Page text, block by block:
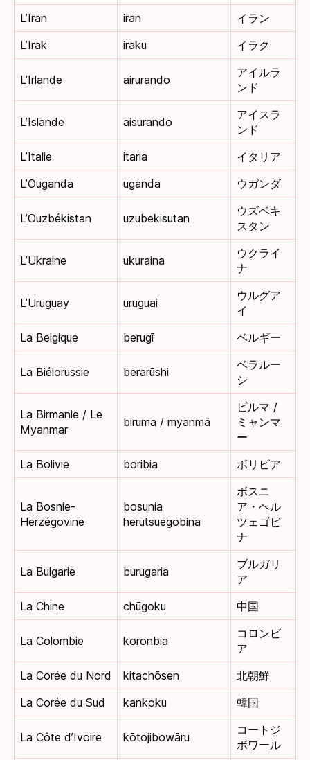
L’Iran iran
イラン
L’Irak
iraku イラク
L’Irlande airurando
アイルラ
ンド
L’Islande aisurando
アイスラ
ンド
L’Italie
itaria
イタリア
L’Ouganda
uganda ウガンダ
L’Ouzbékistan uzubekisutan
ウズベキ
スタン
L’Ukraine ukuraina
ウクライ
ナ
L’Uruguay uruguai
ウルグア
イ
La Belgique
berugī ベルギー
La Biélorussie berarūshi
ベラルー
シ
La Birmanie / Le
Myanmar
biruma / myanmā
ビルマ /
ミャンマ
ー
La Bolivie
boribia ボリビア
La Bosnie-
Herzégovine
bosunia
herutsuegobina
ボスニ
ア・ヘル
ツェゴビ
ナ
La Bulgarie burugaria
ブルガリ
ア
La Chine
chūgoku 中国
La Colombie koronbia
コロンビ
ア
La Corée du Nord
kitachōsen
北朝鮮
La Corée du Sud
kankoku 韓国
La Côte d’Ivoire kōtojibowāru
コートジ
ボワール